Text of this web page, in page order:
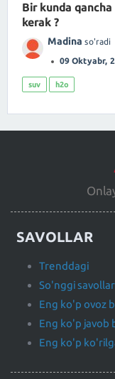
Bir kunda
kerak ?
Madina so'radi
09 Oktyabr,
suv h2o
SAVOLLAR
Trenddagi
So'nggi savollar
Eng ko'p ovoz
Eng ko'p javob
Eng ko'p